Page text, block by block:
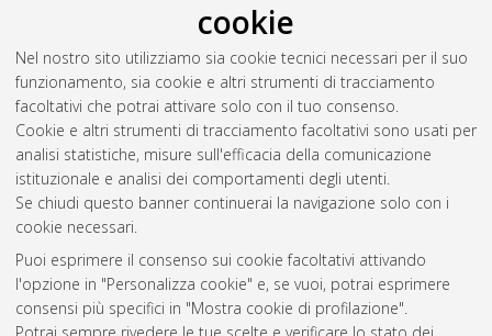
cookie
Nel nostro sito utilizziamo sia cookie tecnici necessari per il suo
funzionamento, sia cookie e altri strumenti di tracciamento
facoltativi che potrai attivare solo con il tuo consenso.
Cookie e altri strumenti di tracciamento facoltativi sono usati per
analisi statistiche, misure sull'efficacia della comunicazione
istituzionale e analisi dei comportamenti degli utenti.
Se chiudi questo banner continuerai la navigazione solo con i
cookie necessari.
Puoi esprimere il consenso sui cookie facoltativi attivando
l'opzione in "Personalizza cookie" e, se vuoi, potrai esprimere
consensi più specifici in "Mostra cookie di profilazione".
Boschi, Martina(2020)
edificio industriale a Bologna Roveri.[Laurea magistrale],
Università di Bologna, Corso di Studio in Architettura [LM-
DM270] - Cesena, Documento ad accesso riservato.
Questa lista e' stata generata ilThu Aug 6 20:41:30 2026
CEST
Atom
Rss 1.0